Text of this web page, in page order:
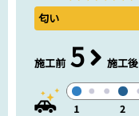
匂い
施工前 5 施工後